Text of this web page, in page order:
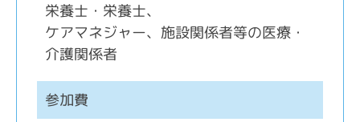
栄養士・栄養士、
ケアマネジャー、施設関係者等の医療・
介護関係者
参加費